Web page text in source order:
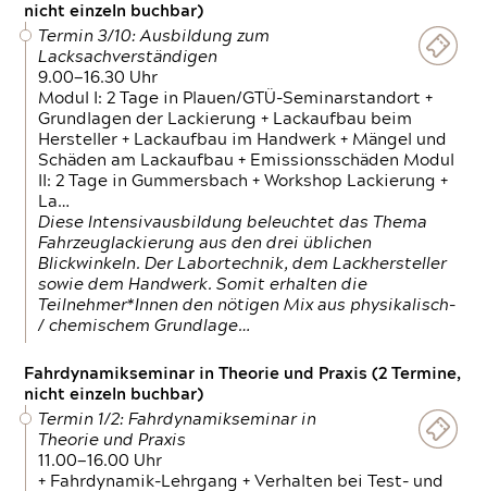
nicht einzeln buchbar)
Termin 3/10: Ausbildung zum
Lacksachverständigen
9.00—16.30 Uhr
Modul I: 2 Tage in Plauen/GTÜ-Seminarstandort +
Grundlagen der Lackierung + Lackaufbau beim
Hersteller + Lackaufbau im Handwerk + Mängel und
Schäden am Lackaufbau + Emissionsschäden Modul
II: 2 Tage in Gummersbach + Workshop Lackierung +
La…
Diese Intensivausbildung beleuchtet das Thema
Fahrzeuglackierung aus den drei üblichen
Blickwinkeln. Der Labortechnik, dem Lackhersteller
sowie dem Handwerk. Somit erhalten die
Teilnehmer*Innen den nötigen Mix aus physikalisch-
/ chemischem Grundlage…
Fahrdynamikseminar in Theorie und Praxis (2 Termine,
nicht einzeln buchbar)
Termin 1/2: Fahrdynamikseminar in
Theorie und Praxis
11.00—16.00 Uhr
+ Fahrdynamik-Lehrgang + Verhalten bei Test- und